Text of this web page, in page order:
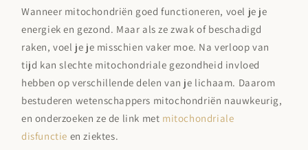
Wanneer mitochondriën goed functioneren, voel je je
energiek en gezond. Maar als ze zwak of beschadigd
raken, voel je je misschien vaker moe. Na verloop van
tijd kan slechte mitochondriale gezondheid invloed
hebben op verschillende delen van je lichaam. Daarom
bestuderen wetenschappers mitochondriën nauwkeurig,
en onderzoeken ze de link met mitochondriale
disfunctie en ziektes.